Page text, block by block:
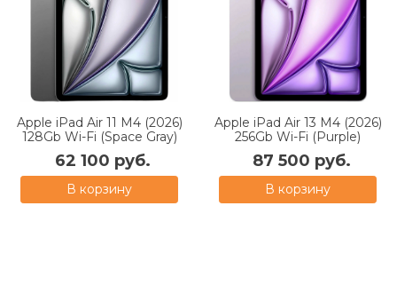
Apple iPad Air 11 M4 (2026)
128Gb Wi-Fi (Space Gray)
62 100 руб.
В корзину
Apple iPad Air 13 M4 (2026)
256Gb Wi-Fi (Purple)
87 500 руб.
В корзину